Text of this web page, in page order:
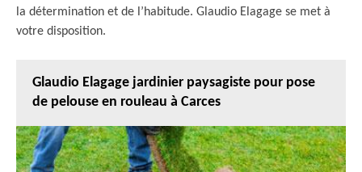
la détermination et de l’habitude. Glaudio Elagage se met à
votre disposition.
Glaudio Elagage jardinier paysagiste pour pose
de pelouse en rouleau à Carces